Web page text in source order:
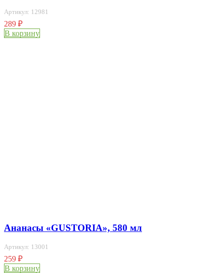
Артикул: 12981
289 ₽
В корзину
Ананасы «GUSTORIA», 580 мл
Артикул: 13001
259 ₽
В корзину